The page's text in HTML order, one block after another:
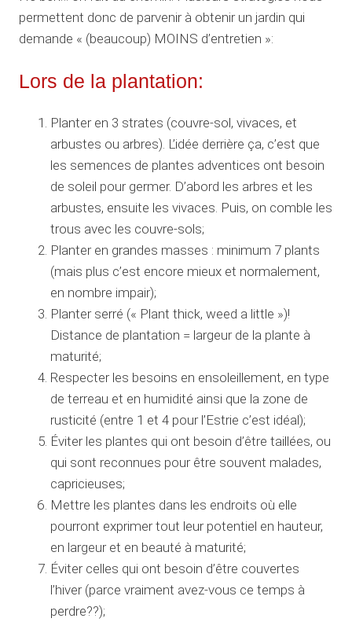
permettent donc de parvenir à obtenir un jardin qui
demande « (beaucoup) MOINS d’entretien »:
Lors de la plantation:
Planter en 3 strates (couvre-sol, vivaces, et
arbustes ou arbres). L’idée derrière ça, c’est que
les semences de plantes adventices ont besoin
de soleil pour germer. D’abord les arbres et les
arbustes, ensuite les vivaces. Puis, on comble les
trous avec les couvre-sols;
Planter en grandes masses : minimum 7 plants
(mais plus c’est encore mieux et normalement,
en nombre impair);
Planter serré (« Plant thick, weed a little »)!
Distance de plantation = largeur de la plante à
maturité;
Respecter les besoins en ensoleillement, en type
de terreau et en humidité ainsi que la zone de
rusticité (entre 1 et 4 pour l’Estrie c’est idéal);
Éviter les plantes qui ont besoin d’être taillées, ou
qui sont reconnues pour être souvent malades,
capricieuses;
Mettre les plantes dans les endroits où elle
pourront exprimer tout leur potentiel en hauteur,
en largeur et en beauté à maturité;
Éviter celles qui ont besoin d’être couvertes
l’hiver (parce vraiment avez-vous ce temps à
perdre??);